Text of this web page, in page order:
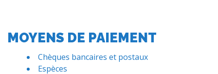
MOYENS DE PAIEMENT
Chèques bancaires et postaux
Espèces